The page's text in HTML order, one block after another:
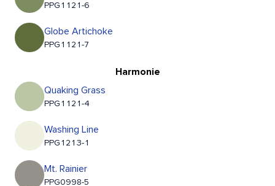
PPG1121-6
Globe Artichoke
PPG1121-7
Harmonie
Quaking Grass
PPG1121-4
Washing Line
PPG1213-1
Mt. Rainier
PPG0998-5